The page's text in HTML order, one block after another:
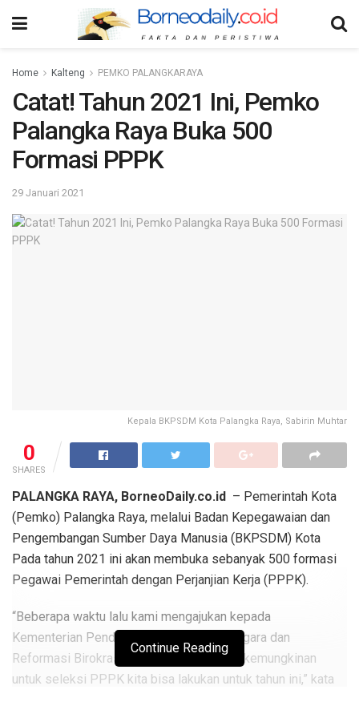
Home Kalteng PEMKO PALANGKARAYA
Catat! Tahun 2021 Ini, Pemko
Palangka Raya Buka 500
Formasi PPPK
29 Januari 2021
Kepala BKPSDM Kota Palangka Raya, Sabirin Muhtar
0
SHARES
PALANGKA RAYA, BorneoDaily.co.id – Pemerintah Kota
(Pemko) Palangka Raya, melalui Badan Kepegawaian dan
Pengembangan Sumber Daya Manusia (BKPSDM) Kota
Pada tahun 2021 ini akan membuka sebanyak 500 formasi
Pegawai Pemerintah dengan Perjanjian Kerja (PPPK).
“Beberapa waktu lalu kami mengajukan kepada
Kementerian Pendayagunaan Aparatur Negara dan
Reformasi Birokrasi (Kemenpan-RB), dan kemungkinan
untuk seleksi PPPK kita bisa lakukan untuk tahun ini,” kata
Continue Reading